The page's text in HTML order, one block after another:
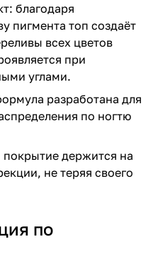
благодаря
пигмента топ создаёт
всех цветов
при
углами.
разработана для
по ногтю
покрытие держится на
не теряя своего
по